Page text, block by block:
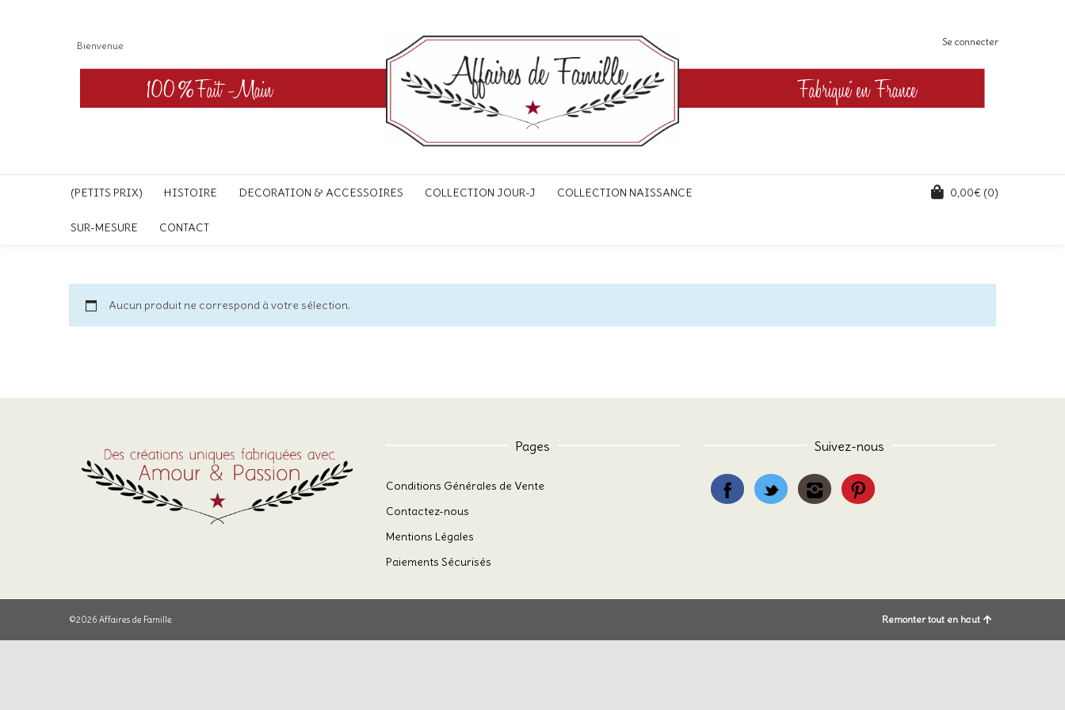
Bienvenue Se connecter
(PETITS PRIX) HISTOIRE DECORATION & ACCESSOIRES COLLECTION JOUR-J COLLECTION NAISSANCE
SUR-MESURE CONTACT
0,00€ (0)
Aucun produit ne correspond à votre sélection.
Pages
Conditions Générales de Vente
Contactez-nous
Mentions Légales
Paiements Sécurisés
Suivez-nous
©2026 Affaires de Famille. Remonter tout en haut